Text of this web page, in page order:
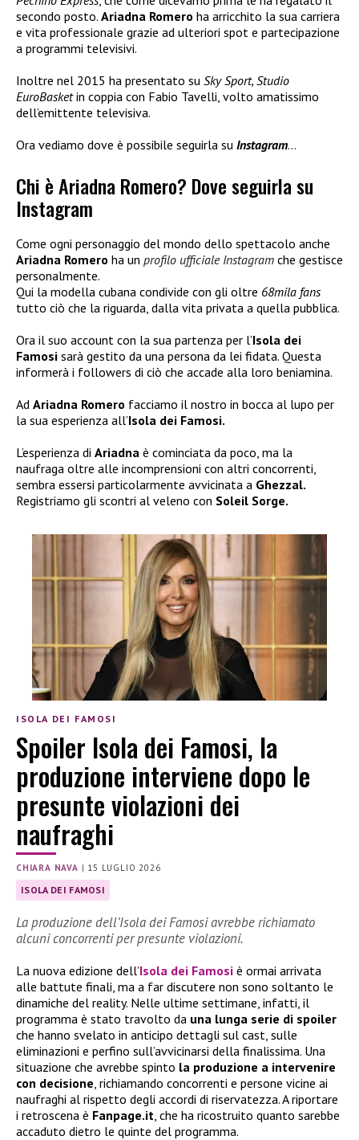
secondo posto. Ariadna Romero ha arricchito la sua carriera
e vita professionale grazie ad ulteriori spot e partecipazione
a programmi televisivi.
Inoltre nel 2015 ha presentato su Sky Sport, Studio
EuroBasketin coppia con Fabio Tavelli, volto amatissimo
dell’emittente televisiva.
Ora vediamo dove è possibile seguirla su Instagram…
Chi è Ariadna Romero? Dove seguirla su
Instagram
Come ogni personaggio del mondo dello spettacolo anche
Ariadna Romero ha un profilo ufficiale Instagram che gestisce
personalmente.
Qui la modella cubana condivide con gli oltre 68mila fans
tutto ciò che la riguarda, dalla vita privata a quella pubblica.
Ora il suo account con la sua partenza per l’Isola dei
Famosi sarà gestito da una persona da lei fidata. Questa
informerà i followers di ciò che accade alla loro beniamina.
Ad Ariadna Romero facciamo il nostro in bocca al lupo per
la sua esperienza all’Isola dei Famosi.
L’esperienza di Ariadna è cominciata da poco, ma la
naufraga oltre alle incomprensioni con altri concorrenti,
sembra essersi particolarmente avvicinata a Ghezzal.
Registriamo gli scontri al veleno con Soleil Sorge.
ISOLA DEI FAMOSI
Spoiler Isola dei Famosi, la
produzione interviene dopo le
presunte violazioni dei
naufraghi
CHIARA NAVA | 15 LUGLIO 2026
ISOLA DEI FAMOSI
La produzione dell’Isola dei Famosi avrebbe richiamato
alcuni concorrenti per presunte violazioni.
La nuova edizione dell’Isola dei Famosi è ormai arrivata
alle battute finali, ma a far discutere non sono soltanto le
dinamiche del reality. Nelle ultime settimane, infatti, il
programma è stato travolto da una lunga serie di spoiler
che hanno svelato in anticipo dettagli sul cast, sulle
eliminazioni e perfino sull’avvicinarsi della finalissima. Una
situazione che avrebbe spinto la produzione a intervenire
con decisione , richiamando concorrenti e persone vicine ai
naufraghi al rispetto degli accordi di riservatezza. A riportare
i retroscena è Fanpage.it , che ha ricostruito quanto sarebbe
accaduto dietro le quinte del programma.